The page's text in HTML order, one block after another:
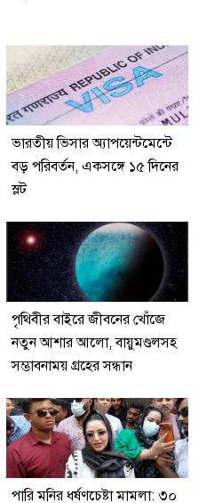
ভারতীয় ভিসার অ্যাপয়েন্টমেন্টে
বড় পরিবর্তন, একসঙ্গে ১৫ দিনের
স্লট
পৃথিবীর বাইরে জীবনের খোঁজে
নতুন আশার আলো, বায়ুমণ্ডলসহ
সম্ভাবনাময় গ্রহের সন্ধান
পারি মনির ধর্ষণচেষ্টা মামলা: ৩০